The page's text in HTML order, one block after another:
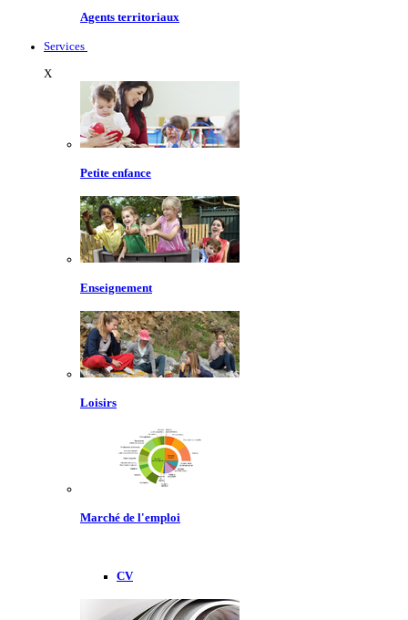
Agents territoriaux
Services
X
Petite enfance
Enseignement
Loisirs
Marché de l'emploi
CV